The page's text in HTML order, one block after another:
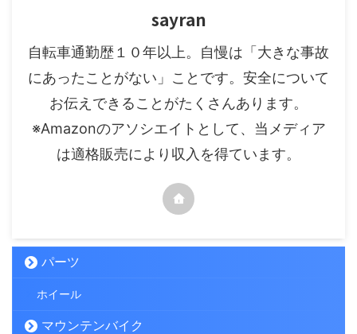
sayran
自転車通勤歴１０年以上。自慢は「大きな事故
にあったことがない」ことです。安全について
お伝えできることがたくさんあります。
※Amazonのアソシエイトとして、当メディア
は適格販売により収入を得ています。
パーツ
ホイール
マウンテンバイク